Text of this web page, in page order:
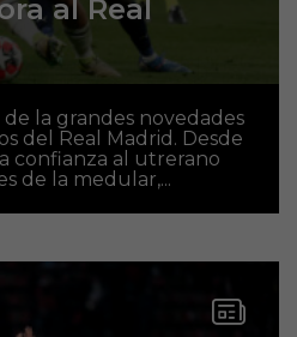
al Real
de la grandes novedades
del Real Madrid. Desde
confianza al utrerano
de la medular,...